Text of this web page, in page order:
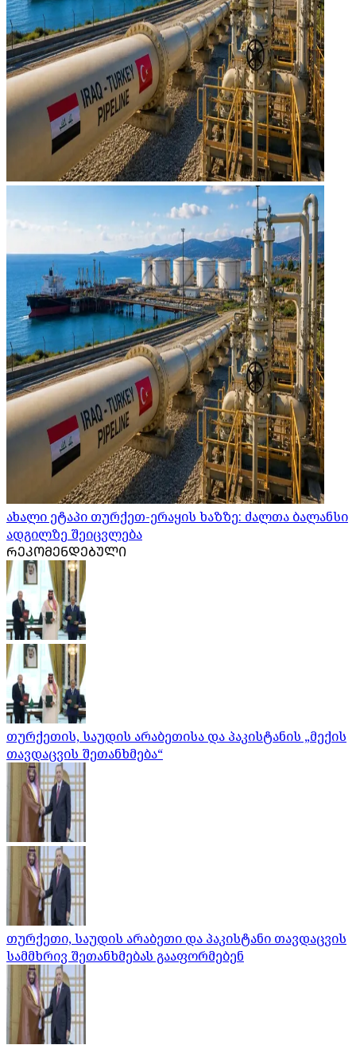
ახალი ეტაპი თურქეთ-ერაყის ხაზზე: ძალთა ბალანსი
ადგილზე შეიცვლება
ᲠᲔᲙᲝᲛᲔᲜᲓᲔᲑᲣᲚᲘ
თურქეთის, საუდის არაბეთისა და პაკისტანის „მექის
თავდაცვის შეთანხმება“
თურქეთი, საუდის არაბეთი და პაკისტანი თავდაცვის
სამმხრივ შეთანხმებას გააფორმებენ